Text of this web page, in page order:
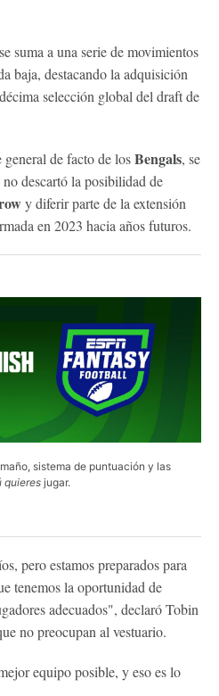
se suma a una serie de movimientos
baja, destacando la adquisición
selección global del draft de
de facto de losBengals, se
descartó la posibilidad de
y diferir parte de la extensión
en 2023 hacia años futuros.
sistema de puntuación y las
quieres jugar.
pero estamos preparados para
tenemos la oportunidad de
adecuados", declaró Tobin
no preocupan al vestuario.
equipo posible, y eso es lo